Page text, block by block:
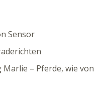
Sensor
Marlie – Pferde, wie von